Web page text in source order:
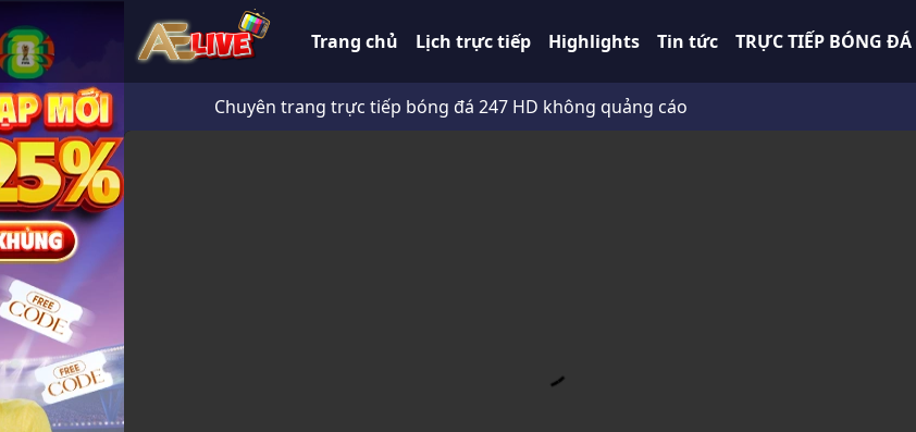
Trang chủ Lịch trực tiếp Highlights Tin tức TRỰC TIẾP BÓNG ĐÁ
Chuyên trang trực tiếp bóng đá 247 HD không quảng cáo